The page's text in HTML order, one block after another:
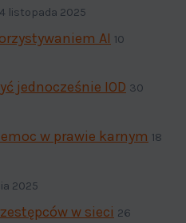
listopada 2025
AI 10
jednocześnie IOD 30
w prawie karnym 18
2025
w sieci 26